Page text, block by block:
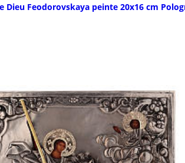
Dieu Feodorovskaya peinte 20x16 cm